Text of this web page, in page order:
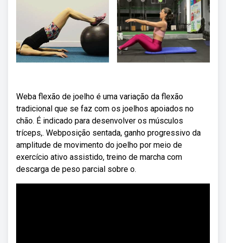
Weba flexão de joelho é uma variação da flexão
tradicional que se faz com os joelhos apoiados no
chão. É indicado para desenvolver os músculos
tríceps,. Webposição sentada, ganho progressivo da
amplitude de movimento do joelho por meio de
exercício ativo assistido, treino de marcha com
descarga de peso parcial sobre o.